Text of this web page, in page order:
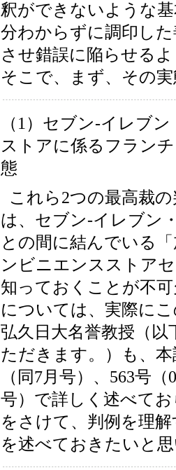
釈ができないような
分わからずに調印し
させ錯誤に陥らせる
そこで、まず、その
（1）セブン-イレブ
ストアに係るフラン
態
これら2つの最高裁
は、セブン-イレブン
との間に結んでいる
ンビニエンスストア
知っておくことが不
については、実際に
弘久日大名誉教授（
ただきます。）も、本
（同7月号）、563号
号）で詳しく述べて
をさけて、判例を理
を述べておきたいと